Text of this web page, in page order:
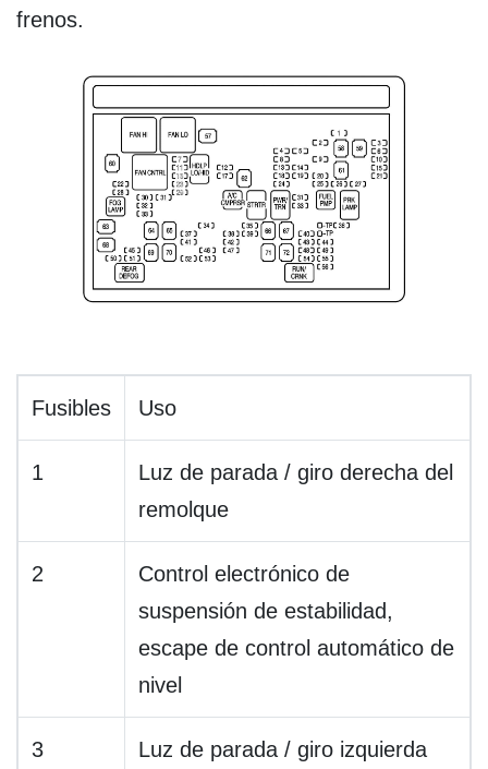
frenos.
Fusibles Uso
1
Luz de parada / giro derecha del
remolque
2
Control electrónico de
suspensión de estabilidad,
escape de control automático de
nivel
3 Luz de parada / giro izquierda